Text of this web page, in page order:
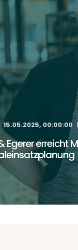
15.05.2025, 00:00:00
Egerer